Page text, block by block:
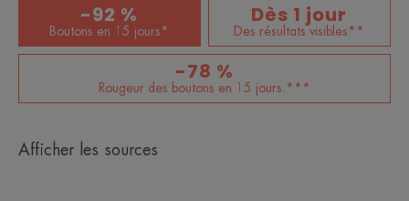
-92 %
Boutons en 15 jours*
Dès 1 jour
Des résultats visibles**
-78 %
Rougeur des boutons en 15 jours.***
Afficher les sources